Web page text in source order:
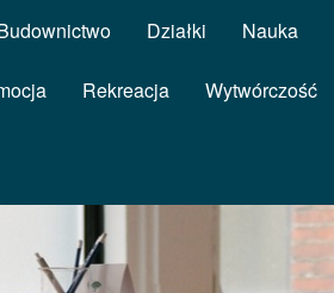
Działki Nauka
Rekreacja Wytwórczość